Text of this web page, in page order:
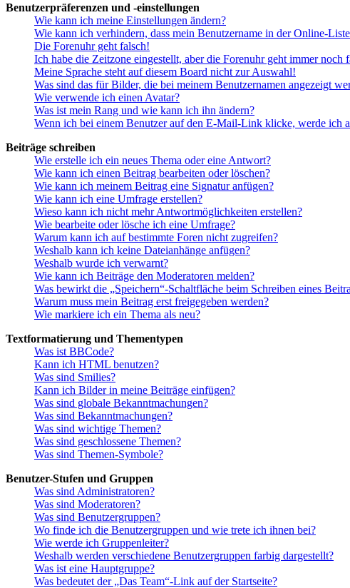
Benutzerpräferenzen und -einstellungen
Wie kann ich meine Einstellungen ändern?
Wie kann ich verhindern, dass mein Benutzername in der Online-
Die Forenuhr geht falsch!
Ich habe die Zeitzone eingestellt, aber die Forenuhr geht immer noch
Meine Sprache steht auf diesem Board nicht zur Auswahl!
Was sind das für Bilder, die bei meinem Benutzernamen angezeigt
Wie verwende ich einen Avatar?
Was ist mein Rang und wie kann ich ihn ändern?
Wenn ich bei einem Benutzer auf den E-Mail-Link klicke, werde ich
Beiträge schreiben
Wie erstelle ich ein neues Thema oder eine Antwort?
Wie kann ich einen Beitrag bearbeiten oder löschen?
Wie kann ich meinem Beitrag eine Signatur anfügen?
Wie kann ich eine Umfrage erstellen?
Wieso kann ich nicht mehr Antwortmöglichkeiten erstellen?
Wie bearbeite oder lösche ich eine Umfrage?
Warum kann ich auf bestimmte Foren nicht zugreifen?
Weshalb kann ich keine Dateianhänge anfügen?
Weshalb wurde ich verwarnt?
Wie kann ich Beiträge den Moderatoren melden?
Was bewirkt die „Speichern“-Schaltfläche beim Schreiben eines
Warum muss mein Beitrag erst freigegeben werden?
Wie markiere ich ein Thema als neu?
Textformatierung und Thementypen
Was ist BBCode?
Kann ich HTML benutzen?
Was sind Smilies?
Kann ich Bilder in meine Beiträge einfügen?
Was sind globale Bekanntmachungen?
Was sind Bekanntmachungen?
Was sind wichtige Themen?
Was sind geschlossene Themen?
Was sind Themen-Symbole?
Benutzer-Stufen und Gruppen
Was sind Administratoren?
Was sind Moderatoren?
Was sind Benutzergruppen?
Wo finde ich die Benutzergruppen und wie trete ich ihnen bei?
Wie werde ich Gruppenleiter?
Weshalb werden verschiedene Benutzergruppen farbig dargestellt?
Was ist eine Hauptgruppe?
Was bedeutet der „Das Team“-Link auf der Startseite?